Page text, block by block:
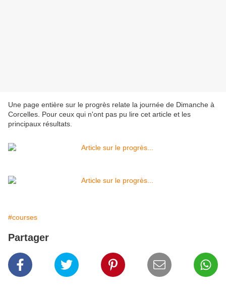
Une page entière sur le progrès relate la journée de Dimanche à
Corcelles. Pour ceux qui n'ont pas pu lire cet article et les
principaux résultats.
#courses
Partager